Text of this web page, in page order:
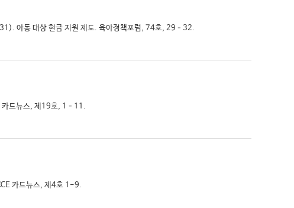
아동 대상 현금 지원 제도. 육아정책포럼, 74호, 29–32.
카드뉴스, 제19호, 1–11.
카드뉴스, 제4호 1-9.